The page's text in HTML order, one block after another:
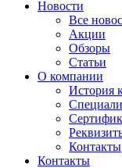
Новости
Все
Акции
Обзоры
Статьи
О компании
История
Контакты
Контакты